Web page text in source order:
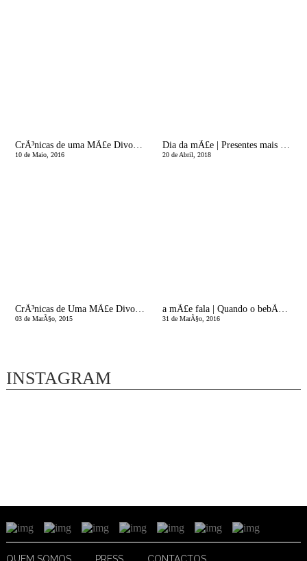
CrÃ³nicas de uma MÃ£e Divorciada | O Ex-Marido Dela!
10 de Maio, 2016
Dia da mÃ£e | Presentes mais que especiais: Andrea Prints
20 de Abril, 2018
CrÃ³nicas de Uma MÃ£e Divorciada | As Amizades sÃ£o uma EspÃ©cie de Bando de Aves!
03 de MarÃ§o, 2015
a mÃ£e fala | Quando o bebÃ© tarda em Chegar
31 de MarÃ§o, 2016
INSTAGRAM
QUEM SOMOS PRESS CONTACTOS